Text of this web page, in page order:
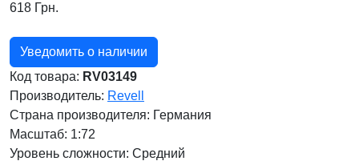
618 Грн.
Уведомить о наличии
Код товара: RV03149
Производитель: Revell
Страна производителя: Германия
Масштаб: 1:72
Уровень сложности: Cредний